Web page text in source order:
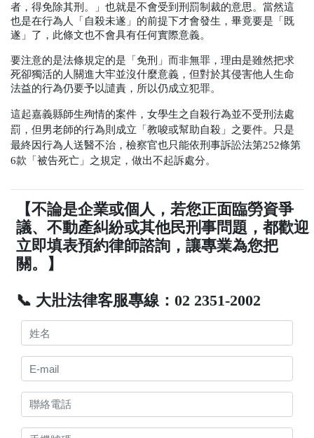
者，得免除其刑。」也就是不會受到刑罰制裁的意思。當然這
也是在行為人「自殺未遂」的前提下才會發生，畢竟要是「既
遂」了，此條文也不會具有任何實際意義。
要注意的是法條規定的是「免刑」而非無罪，理由是雖然把求
死卻獨活的人關進大牢並沒什麼意義，但對於其侵害他人生命
法益的行為仍要予以譴責，所以仍成立犯罪。
這起嘉義縣師生殉情的案件，女學生之自殺行為並不受刑法處
罰，但男老師的行為則成立「教唆或幫助自殺」之要件。只是
最終因行為人送醫不治，檢察官也只能依刑事訴訟法第252條第
6款「被告死亡」之規定，做出不起訴處分。
【不論是企業或個人，若您正面臨勞資爭
議、不動產糾紛或其他民刑事問題，都歡迎
立即填表預約律師諮詢，讓專業為您把
關。】
📞 大壯法律客服專線：02 2351-2002